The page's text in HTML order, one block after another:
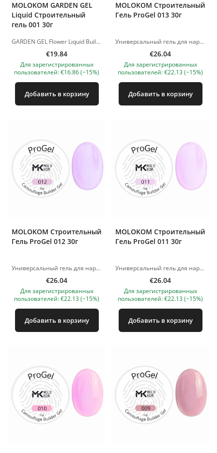
MOLOKOM GARDEN GEL
Liquid Строительный
гель 001 30г
GARDEN GEL Flower Liquid Builder Gel - жидкий строительный гель с декоративными сухоцветами для создания нежных, воздушных и женственных дизайнов. Гель сочетает в себе прочность моделирующего материала и красивый цветочный эффект. Сухоцветы красиво смотрятся в покрытии, создавая эффект «цветочного сада» на ногтях. Подходит для укрепления натуральных ногтей, выравнивания ногтевой пластины, моделирования и создания декоративных floral-дизайнов. Материал самовыравнивается, удобен в работе и позволяет получить аккуратное, эстетичное покрытие без лишнего объёма. Преимущества: • жидкий строительный гель с сухоцветами; • подходит для укрепления и моделирования; • создаёт нежный цветочный эффект; • самовыравнивающаяся текстура; • подходит для натуральных, романтичных и весенне-летних дизайнов. Время полимеризации: LED-лампа — 60 секунд. Изображения продуктов носят иллюстративный характер. Если у вас есть какие-либо вопросы, мы всегда ждем вашего письма nanatallinn@gmail.com
€19.84
Для зарегистрированных
пользователей: €16.86 (−15%)
Добавить в корзину
MOLOKOM Строительный
Гель ProGel 013 30г
Универсальный гель для наращивания и моделирования ногтей. Отлично подходит как для работы с длинными ногтями, так и для укрепления натуральной пластины. Можно использовать при наращивании как на нижние, так и на верхние формы. Поджимается примерно на 15-й секунде, в зависимости от лампы Очень жёсткий и прочный гель, при этом пластичный – идеально для моделирования арок. Обеспечивает тонкое, но прочное покрытие, не хрупкий даже в тонком слое. Удобный в выкладке и лёгкий в опиле. Консистенция и свойства Средняя вязкость, самовыравнивающаяся текстура. Экономичный расход материала. Консистенция удобна как для новичков, так и для опытных мастеров – сокращает время работы. Полимеризация LED-лампа – 60 секунд. UV 48 W – 2 минуты. Изображения продуктов носят иллюстративный характер. Если у вас есть какие-либо вопросы, мы всегда ждем вашего письма nanatallinn@gmail.com
€26.04
Для зарегистрированных
пользователей: €22.13 (−15%)
Добавить в корзину
MOLOKOM Строительный
Гель ProGel 012 30г
Универсальный гель для наращивания и моделирования ногтей. Отлично подходит как для работы с длинными ногтями, так и для укрепления натуральной пластины. Можно использовать при наращивании как на нижние, так и на верхние формы. Поджимается примерно на 15-й секунде, в зависимости от лампы Очень жёсткий и прочный гель, при этом пластичный – идеально для моделирования арок. Обеспечивает тонкое, но прочное покрытие, не хрупкий даже в тонком слое. Удобный в выкладке и лёгкий в опиле. Консистенция и свойства Средняя вязкость, самовыравнивающаяся текстура. Экономичный расход материала. Консистенция удобна как для новичков, так и для опытных мастеров – сокращает время работы. Полимеризация LED-лампа – 60 секунд. UV 48 W – 2 минуты. Изображения продуктов носят иллюстративный характер. Если у вас есть какие-либо вопросы, мы всегда ждем вашего письма nanatallinn@gmail.com
€26.04
Для зарегистрированных
пользователей: €22.13 (−15%)
Добавить в корзину
MOLOKOM Строительный
Гель ProGel 011 30г
Универсальный гель для наращивания и моделирования ногтей. Отлично подходит как для работы с длинными ногтями, так и для укрепления натуральной пластины. Можно использовать при наращивании как на нижние, так и на верхние формы. Поджимается примерно на 15-й секунде, в зависимости от лампы Очень жёсткий и прочный гель, при этом пластичный – идеально для моделирования арок. Обеспечивает тонкое, но прочное покрытие, не хрупкий даже в тонком слое. Удобный в выкладке и лёгкий в опиле. Консистенция и свойства Средняя вязкость, самовыравнивающаяся текстура. Экономичный расход материала. Консистенция удобна как для новичков, так и для опытных мастеров – сокращает время работы. Полимеризация LED-лампа – 60 секунд. UV 48 W – 2 минуты. Изображения продуктов носят иллюстративный характер. Если у вас есть какие-либо вопросы, мы всегда ждем вашего письма nanatallinn@gmail.com
€26.04
Для зарегистрированных
пользователей: €22.13 (−15%)
Добавить в корзину